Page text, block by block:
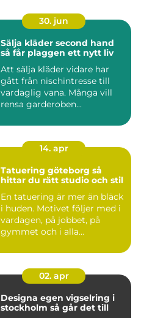
30. jun
Sälja kläder second hand
så får plaggen ett nytt liv
Att sälja kläder vidare har
gått från nischintresse till
vardaglig vana. Många vill
rensa garderoben...
14. apr
Tatuering göteborg så
hittar du rätt studio och stil
En tatuering är mer än bläck
i huden. Motivet följer med i
vardagen, på jobbet, på
gymmet och i alla...
02. apr
Designa egen vigselring i
stockholm så går det till